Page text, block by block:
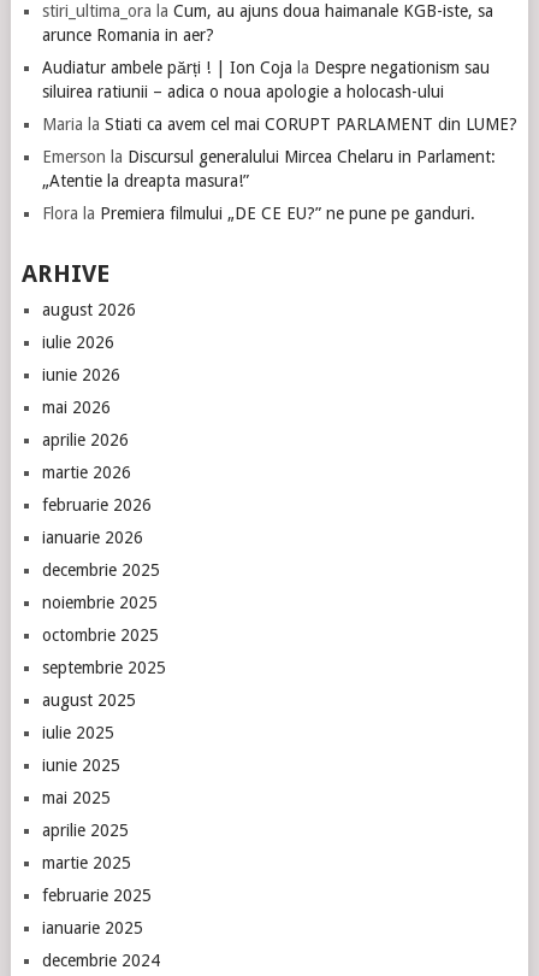
stiri_ultima_ora la Cum, au ajuns doua haimanale KGB-iste, sa
arunce Romania in aer?
Audiatur ambele părți ! | Ion Coja la Despre negationism sau
siluirea ratiunii – adica o noua apologie a holocash-ului
Maria la Stiati ca avem cel mai CORUPT PARLAMENT din LUME?
Emerson la Discursul generalului Mircea Chelaru in Parlament:
„Atentie la dreapta masura!”
Flora la Premiera filmului „DE CE EU?” ne pune pe ganduri.
ARHIVE
august 2026
iulie 2026
iunie 2026
mai 2026
aprilie 2026
martie 2026
februarie 2026
ianuarie 2026
decembrie 2025
noiembrie 2025
octombrie 2025
septembrie 2025
august 2025
iulie 2025
iunie 2025
mai 2025
aprilie 2025
martie 2025
februarie 2025
ianuarie 2025
decembrie 2024